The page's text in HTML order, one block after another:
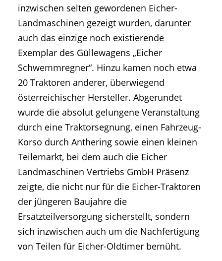
inzwischen selten gewordenen Eicher-
Landmaschinen gezeigt wurden, darunter
auch das einzige noch existierende
Exemplar des Güllewagens „Eicher
Schwemmregner“. Hinzu kamen noch etwa
20 Traktoren anderer, überwiegend
österreichischer Hersteller. Abgerundet
wurde die absolut gelungene Veranstaltung
durch eine Traktorsegnung, einen Fahrzeug-
Korso durch Anthering sowie einen kleinen
Teilemarkt, bei dem auch die Eicher
Landmaschinen Vertriebs GmbH Präsenz
zeigte, die nicht nur für die Eicher-Traktoren
der jüngeren Baujahre die
Ersatzteilversorgung sicherstellt, sondern
sich inzwischen auch um die Nachfertigung
von Teilen für Eicher-Oldtimer bemüht.